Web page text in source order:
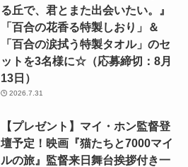
る丘で、君とまた出会いたい。』
「百合の花香る特製しおり」＆
「百合の涙拭う特製タオル」のセ
ットを3名様に☆（応募締切：8月
13日）
2026.7.31
【プレゼント】マイ・ホン監督登
壇予定！映画『猫たちと7000マイ
ルの旅』監督来日舞台挨拶付き一